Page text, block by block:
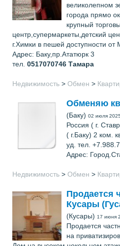
великолепном
города прямо
крупный
центр,супермаркеты,детский
г.Химки в пешей доступности
Адрес: Баку,пр.Ататюрк 3
тел. 0517070746 Тамара
Недвижимость > Обмен >
Обменяю
(Баку) 02 июля 2025
Россия ( г.
( г.Баку) 2 ком.
уд. тел.
Адрес:
Недвижимость > Обмен >
Продается
Кусары
(Кусары) 17 июня
Продается
на